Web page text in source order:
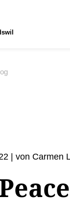
| von Carmen